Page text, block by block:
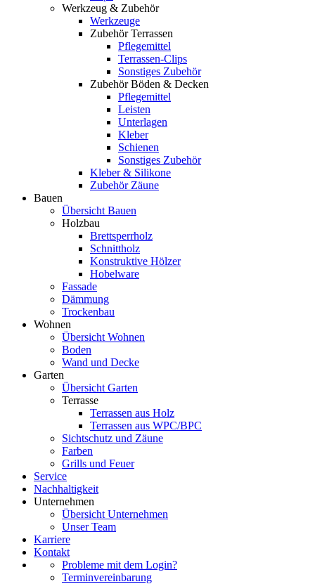
Werkzeug & Zubehör
Werkzeuge
Zubehör Terrassen
Pflegemittel
Terrassen-Clips
Sonstiges Zubehör
Zubehör Böden & Decken
Pflegemittel
Leisten
Unterlagen
Kleber
Schienen
Sonstiges Zubehör
Kleber & Silikone
Zubehör Zäune
Bauen
Übersicht Bauen
Holzbau
Brettsperrholz
Schnittholz
Konstruktive Hölzer
Hobelware
Fassade
Dämmung
Trockenbau
Wohnen
Übersicht Wohnen
Boden
Wand und Decke
Garten
Übersicht Garten
Terrasse
Terrassen aus Holz
Terrassen aus WPC/BPC
Sichtschutz und Zäune
Farben
Grills und Feuer
Service
Nachhaltigkeit
Unternehmen
Übersicht Unternehmen
Unser Team
Karriere
Kontakt
Probleme mit dem Login?
Terminvereinbarung